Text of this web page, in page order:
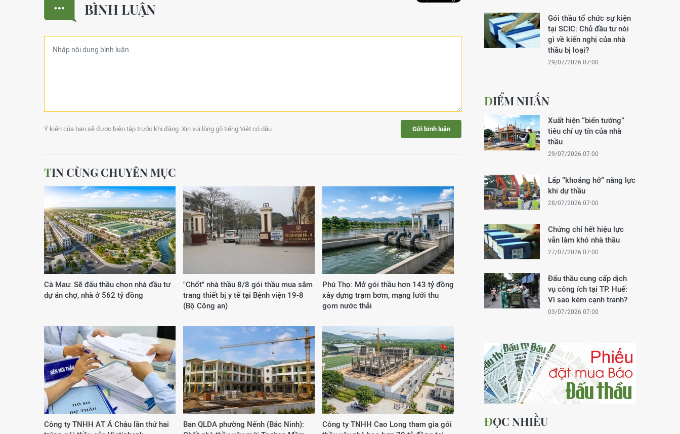
BÌNH LUẬN
Ý kiến của bạn sẽ được biên tập trước khi đăng. Xin vui lòng gõ tiếng Việt có dấu Gửi bình luận
TIN CÙNG CHUYÊN MỤC
Cà Mau: Sẽ đấu thầu chọn nhà đầu tư
dự án chợ, nhà ở 562 tỷ đồng
"Chốt" nhà thầu 8/8 gói thầu mua sắm
trang thiết bị y tế tại Bệnh viện 19-8
(Bộ Công an)
Phú Thọ: Mở gói thầu hơn 143 tỷ đồng
xây dựng trạm bơm, mạng lưới thu
gom nước thải
Công ty ΤΝΗΗ ΑΤ Á Châu lần thứ hai
Ban QLDA phường Nếnh (Bắc Ninh):
Công ty TNHH Cao Long tham gia gói
Gói thầu tổ chức sự kiện
tại SCIC: Chủ đầu tư nói
gì về kiến nghị của nhà
thầu bị loại?
29/07/2026 07:00
ĐIỂM NHẤN
Xuất hiện “biến tướng”
tiêu chí uy tín của nhà
thầu
29/07/2026 07:00
Lấp “khoảng hở” năng lực
khi dự thầu
28/07/2026 07:00
Chứng chỉ hết hiệu lực
vẫn làm khó nhà thầu
27/07/2026 07:00
Đấu thầu cung cấp dịch
vụ công ích tại TP. Huế:
Vì sao kém cạnh tranh?
03/07/2026 07:00
ĐỌC NHIỀU